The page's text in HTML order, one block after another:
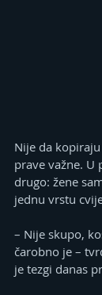
Nije da
prave važne. U
drugo: žene
jednu vrstu
– Nije skupo,
čarobno je –
je tezgi danas